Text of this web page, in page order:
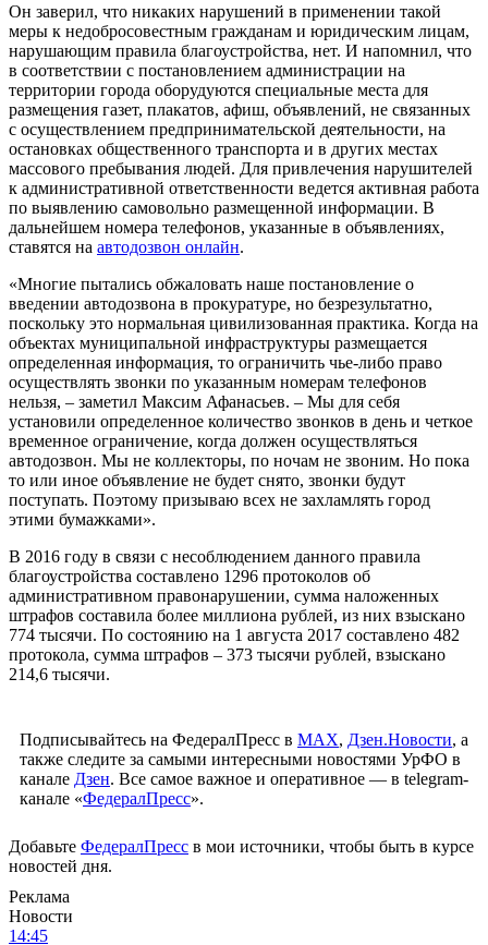
Он заверил, что никаких нарушений в применении такой
меры к недобросовестным гражданам и юридическим лицам,
нарушающим правила благоустройства, нет. И напомнил, что
в соответствии с постановлением администрации на
территории города оборудуются специальные места для
размещения газет, плакатов, афиш, объявлений, не связанных
с осуществлением предпринимательской деятельности, на
остановках общественного транспорта и в других местах
массового пребывания людей. Для привлечения нарушителей
к административной ответственности ведется активная работа
по выявлению самовольно размещенной информации. В
дальнейшем номера телефонов, указанные в объявлениях,
ставятся на автодозвон онлайн.
«Многие пытались обжаловать наше постановление о
введении автодозвона в прокуратуре, но безрезультатно,
поскольку это нормальная цивилизованная практика. Когда на
объектах муниципальной инфраструктуры размещается
определенная информация, то ограничить чье-либо право
осуществлять звонки по указанным номерам телефонов
нельзя, – заметил Максим Афанасьев. – Мы для себя
установили определенное количество звонков в день и четкое
временное ограничение, когда должен осуществляться
автодозвон. Мы не коллекторы, по ночам не звоним. Но пока
то или иное объявление не будет снято, звонки будут
поступать. Поэтому призываю всех не захламлять город
этими бумажками».
В 2016 году в связи с несоблюдением данного правила
благоустройства составлено 1296 протоколов об
административном правонарушении, сумма наложенных
штрафов составила более миллиона рублей, из них взыскано
774 тысячи. По состоянию на 1 августа 2017 составлено 482
протокола, сумма штрафов – 373 тысячи рублей, взыскано
214,6 тысячи.
Подписывайтесь на ФедералПресс в МАХ, Дзен.Новости, а
также следите за самыми интересными новостями УрФО в
канале Дзен. Все самое важное и оперативное — в telegram-
канале «ФедералПресс».
Добавьте ФедералПресс в мои источники, чтобы быть в курсе
новостей дня.
Реклама
Новости
14:45